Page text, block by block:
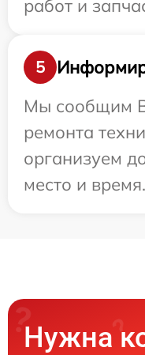
работ и
5
Мы сообщим
ремонта
организуем
место и время.
Нужна